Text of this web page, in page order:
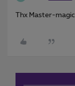
Thx Master-magic